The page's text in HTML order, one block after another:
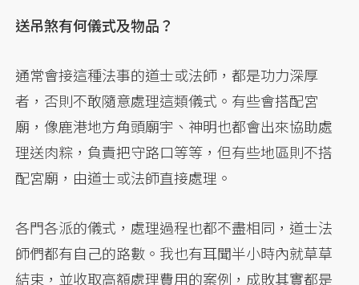
送吊煞有何儀式及物品？
通常會接這種法事的道士或法師，都是功力深厚
者，否則不敢隨意處理這類儀式。有些會搭配宮
廟，像鹿港地方角頭廟宇、神明也都會出來協助處
理送肉粽，負責把守路口等等，但有些地區則不搭
配宮廟，由道士或法師直接處理。
各門各派的儀式，處理過程也都不盡相同，道士法
師們都有自己的路數。我也有耳聞半小時內就草草
結束，並收取高額處理費用的案例，成敗其實都是